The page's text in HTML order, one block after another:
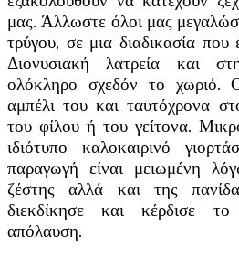
μας. Άλλωστε όλοι μας
τρύγου, σε μια διαδικασία που
Διονυσιακή λατρεία και
ολόκληρο σχεδόν το χωριό.
αμπέλι του και ταυτόχρονα
του φίλου ή του γείτονα.
ιδιότυπο καλοκαιρινό
παραγωγή είναι μειωμένη
ζέστης αλλά και της
διεκδίκησε και κέρδισε
απόλαυση.